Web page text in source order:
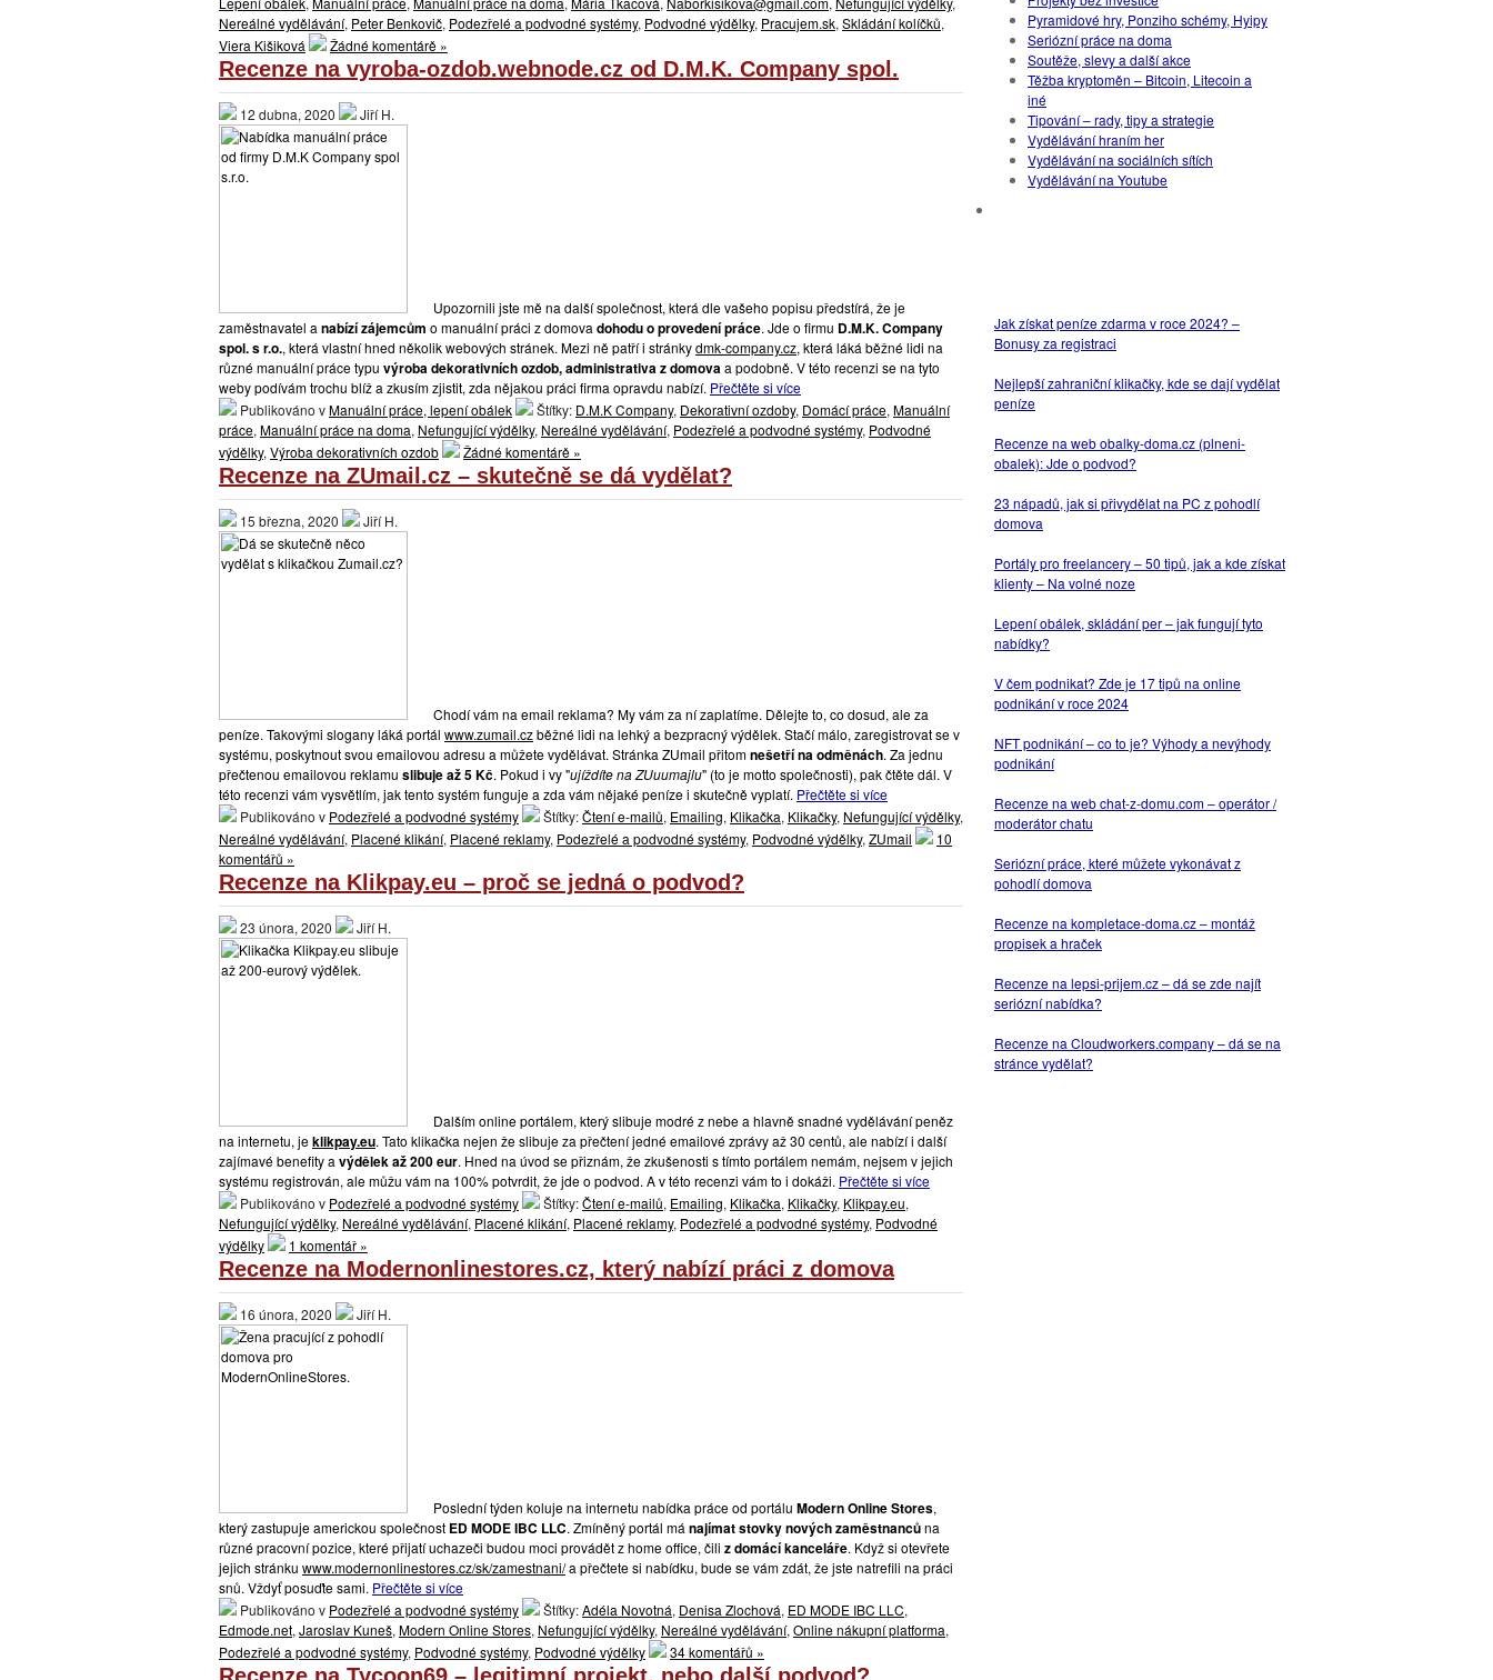
Nereálné vydělávání, Peter Benkovič, Podezřelé a podvodné systémy, Podvodné výdělky, Pracujem.sk, Skládání kolíčků,
Viera Kišiková
Žádné komentárě »
Recenze na vyroba-ozdob.webnode.cz od D.M.K. Company spol.
12 dubna, 2020 Jiří H.
Upozornili jste mě na další společnost, která dle vašeho popisu předstírá, že je
zaměstnavatel a nabízí zájemcům o manuální práci z domova dohodu o provedení práce. Jde o firmu D.M.K. Company
spol. s r.o., která vlastní hned několik webových stránek. Mezi ně patří i stránkydmk-company.cz, která láká běžné lidi na
různé manuální práce typu výroba dekorativních ozdob, administrativa z domovaa podobně. V této recenzi se na tyto
weby podívám trochu blíž a zkusím zjistit, zda nějakou práci firma opravdu nabízí. Přečtěte si více
Publikováno vManuální práce, lepení obálek Štítky: D.M.K Company, Dekorativní ozdoby, Domácí práce, Manuální
práce, Manuální práce na doma, Nefungující výdělky, Nereálné vydělávání, Podezřelé a podvodné systémy, Podvodné
výdělky, Výroba dekorativních ozdob Žádné komentárě »
Recenze na ZUmail.cz – skutečně se dá vydělat?
15 března, 2020 Jiří H.
Chodí vám na email reklama? My vám za ní zaplatíme. Dělejte to, co dosud, ale za
peníze. Takovými slogany láká portál www.zumail.czběžné lidi na lehký a bezpracný výdělek. Stačí málo, zaregistrovat se v
systému, poskytnout svou emailovou adresu a můžete vydělávat. Stránka ZUmail přitomnešetří na odměnách. Za jednu
přečtenou emailovou reklamu slibuje až 5 Kč. Pokud i vy "ujíždíte na ZUuumajlu" (to je motto společnosti), pak čtěte dál. V
této recenzi vám vysvětlím, jak tento systém funguje a zda vám nějaké peníze i skutečně vyplatí. Přečtěte si více
Publikováno v Podezřelé a podvodné systémy Štítky:Čtení e-mailů, Emailing, Klikačka, Klikačky, Nefungující výdělky,
Nereálné vydělávání, Placené klikání, Placené reklamy, Podezřelé a podvodné systémy, Podvodné výdělky, ZUmail
10
komentářů »
Recenze na Klikpay.eu – proč se jedná o podvod?
23 února, 2020 Jiří H.
Dalším online portálem, který slibuje modré z nebe a hlavně snadné vydělávání peněz
na internetu, jeklikpay.eu. Tato klikačka nejen že slibuje za přečtení jedné emailové zprávy až 30 centů, ale nabízí i další
zajímavé benefity a výdělek až 200 eur. Hned na úvod se přiznám, že zkušenosti s tímto portálem nemám, nejsem v jejich
systému registrován, ale můžu vám na 100% potvrdit, že jde o podvod. A v této recenzi vám to i dokáži. Přečtěte si více
Publikováno v Podezřelé a podvodné systémy Štítky:Čtení e-mailů, Emailing, Klikačka, Klikačky, Klikpay.eu,
Nefungující výdělky, Nereálné vydělávání, Placené klikání, Placené reklamy, Podezřelé a podvodné systémy, Podvodné
výdělky
1 komentář »
Recenze na Modernonlinestores.cz, který nabízí práci z domova
16 února, 2020 Jiří H.
Poslední týden koluje na internetu nabídka práce od portálu Modern Online Stores,
který zastupuje americkou společnost ED MODE IBC LLC. Zmíněný portál má najímat stovky nových zaměstnancůna
různé pracovní pozice, které přijatí uchazeči budou moci provádět z home office, čili z domácí kanceláře. Když si otevřete
jejich stránku www.modernonlinestores.cz/sk/zamestnani/a přečtete si nabídku, bude se vám zdát, že jste natrefili na práci
snů. Vždyť posuďte sami. Přečtěte si více
Publikováno v Podezřelé a podvodné systémy Štítky:Adéla Novotná, Denisa Zlochová, ED MODE IBC LLC,
Edmode.net, Jaroslav Kuneš, Modern Online Stores, Nefungující výdělky, Nereálné vydělávání, Online nákupní platforma,
Podezřelé a podvodné systémy, Podvodné systémy, Podvodné výdělky 34 komentářů »
Pyramidové hry, Ponziho schémy, Hyipy
Seriózní práce na doma
Soutěže, slevy a další akce
Těžba kryptoměn – Bitcoin, Litecoin a
iné
Tipování – rady, tipy a strategie
Vydělávání hraním her
Vydělávání na sociálních sítích
Vydělávání na Youtube
Jak získat peníze zdarma v roce 2024? –
Bonusy za registraci
Nejlepší zahraniční klikačky, kde se dají vydělat
peníze
Recenze na web obalky-doma.cz (plneni-
obalek): Jde o podvod?
23 nápadů, jak si přivydělat na PC z pohodlí
domova
Portály pro freelancery – 50 tipů, jak a kde získat
klienty – Na volné noze
Lepení obálek, skládání per – jak fungují tyto
nabídky?
V čem podnikat? Zde je 17 tipů na online
podnikání v roce 2024
NFT podnikání – co to je? Výhody a nevýhody
podnikání
Recenze na web chat-z-domu.com – operátor /
moderátor chatu
Seriózní práce, které můžete vykonávat z
pohodlí domova
Recenze na kompletace-doma.cz – montáž
propisek a hraček
Recenze na lepsi-prijem.cz – dá se zde najít
seriózní nabídka?
Recenze na Cloudworkers.company – dá se na
stránce vydělat?